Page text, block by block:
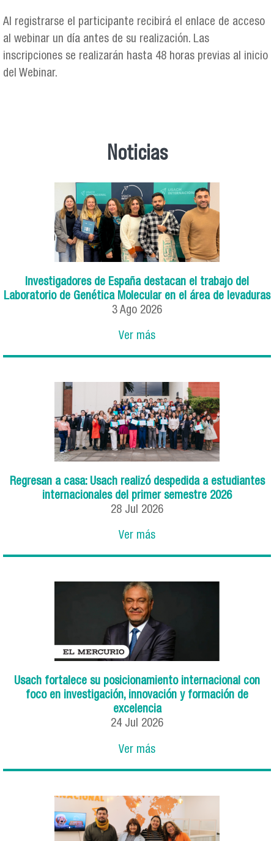
Al registrarse el participante recibirá el enlace de acceso
al webinar un día antes de su realización. Las
inscripciones se realizarán hasta 48 horas previas al inicio
del Webinar.
Noticias
Investigadores de España destacan el trabajo del
Laboratorio de Genética Molecular en el área de levaduras
3 Ago 2026
Ver más
Regresan a casa: Usach realizó despedida a estudiantes
internacionales del primer semestre 2026
28 Jul 2026
Ver más
Usach fortalece su posicionamiento internacional con
foco en investigación, innovación y formación de
excelencia
24 Jul 2026
Ver más